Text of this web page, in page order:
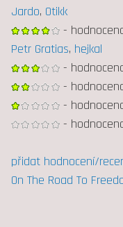
Jardo, Otikk
-
Petr Gratias, hejkal
-
-
-
-
přidat hodnocení/
On The Road To